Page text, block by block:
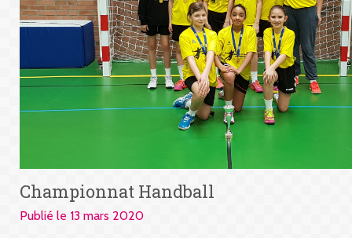
Championnat Handball
Publié le 13 mars 2020